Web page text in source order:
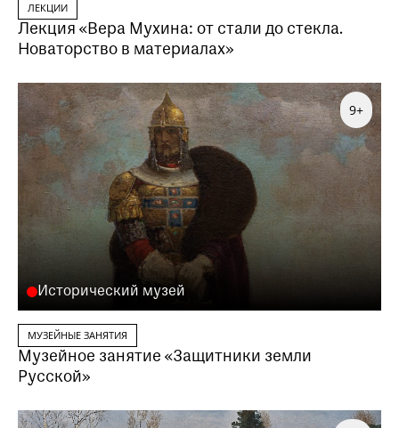
ЛЕКЦИИ
Лекция «Вера Мухина: от стали до стекла.
Новаторство в материалах»
Исторический музей
9+
МУЗЕЙНЫЕ ЗАНЯТИЯ
Музейное занятие «Защитники земли
Русской»